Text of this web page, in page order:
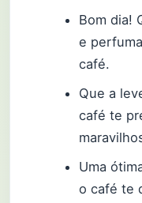
Bom dia!
e
café.
Que a
café te
Uma
o café te